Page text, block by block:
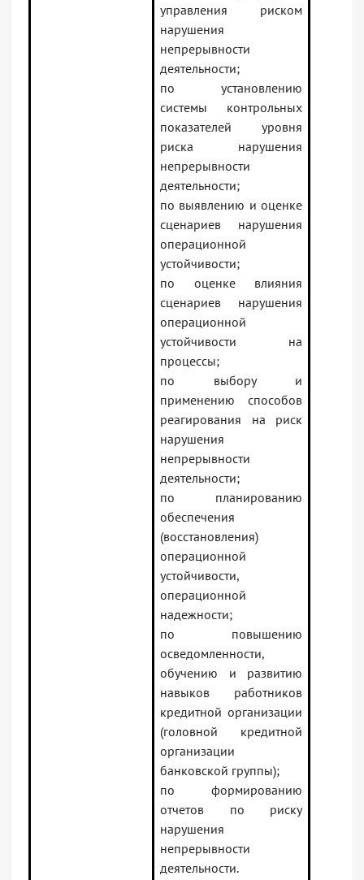
управления риском
нарушения
непрерывности
деятельности;
по установлению
системы контрольных
показателей уровня
риска нарушения
непрерывности
деятельности;
по выявлению и оценке
сценариев нарушения
операционной
устойчивости;
по оценке влияния
сценариев нарушения
операционной
устойчивости на
процессы;
по выбору и
применению способов
реагирования на риск
нарушения
непрерывности
деятельности;
по планированию
обеспечения
(восстановления)
операционной
устойчивости,
операционной
надежности;
по повышению
осведомленности,
обучению и развитию
навыков работников
кредитной организации
(головной кредитной
организации
банковской группы);
по формированию
отчетов по риску
нарушения
непрерывности
деятельности.